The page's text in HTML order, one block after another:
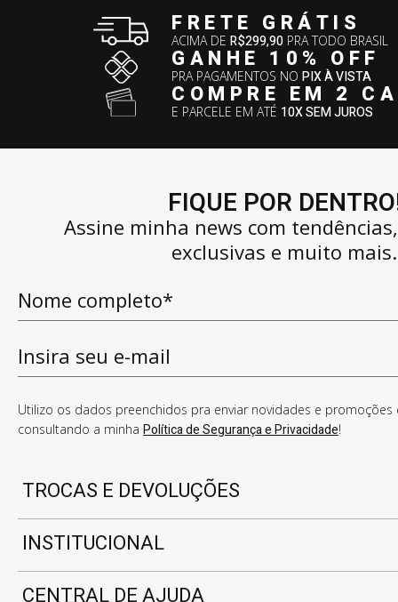
FRETE GRÁTIS
ACIMA DER$299,90 PRA TODO BRASIL
GANHE 10% OFF
PRA PAGAMENTOS NOPIX À VISTA
COMPRE EM 2
E PARCELE EM ATÉ 10X SEM JUROS
FIQUE POR
Assine minha news com
exclusivas e muito mais.
Utilizo os dados preenchidos pra enviar novidades e promoções
consultando a minha Política de Segurança e Privacidade!
TROCAS E DEVOLUÇÕES
INSTITUCIONAL
CENTRAL DE AJUDA